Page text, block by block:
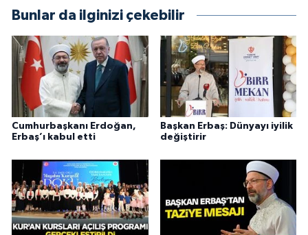
Bunlar da ilginizi çekebilir
Cumhurbaşkanı Erdoğan,
Erbaş’ı kabul etti
Başkan Erbaş: Dünyayı iyilik
değiştirir
Kastamonu Müftülüğü
Kayseri Müftülüğü
Kilis Müftülüğü
Kırıkkale Müftülüğü
Kırklareli Müftülüğü
Kırşehir Müftülüğü
Kocaeli Müftülüğü